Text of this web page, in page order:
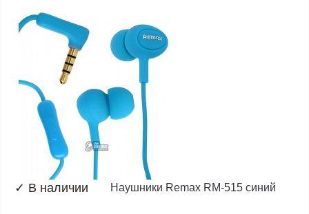
✓ В наличии Наушники Remax RM-515 синий